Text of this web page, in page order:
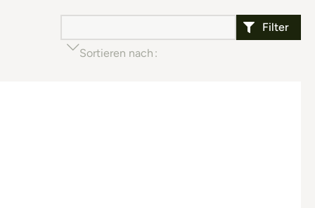
Filter
Sortieren nach